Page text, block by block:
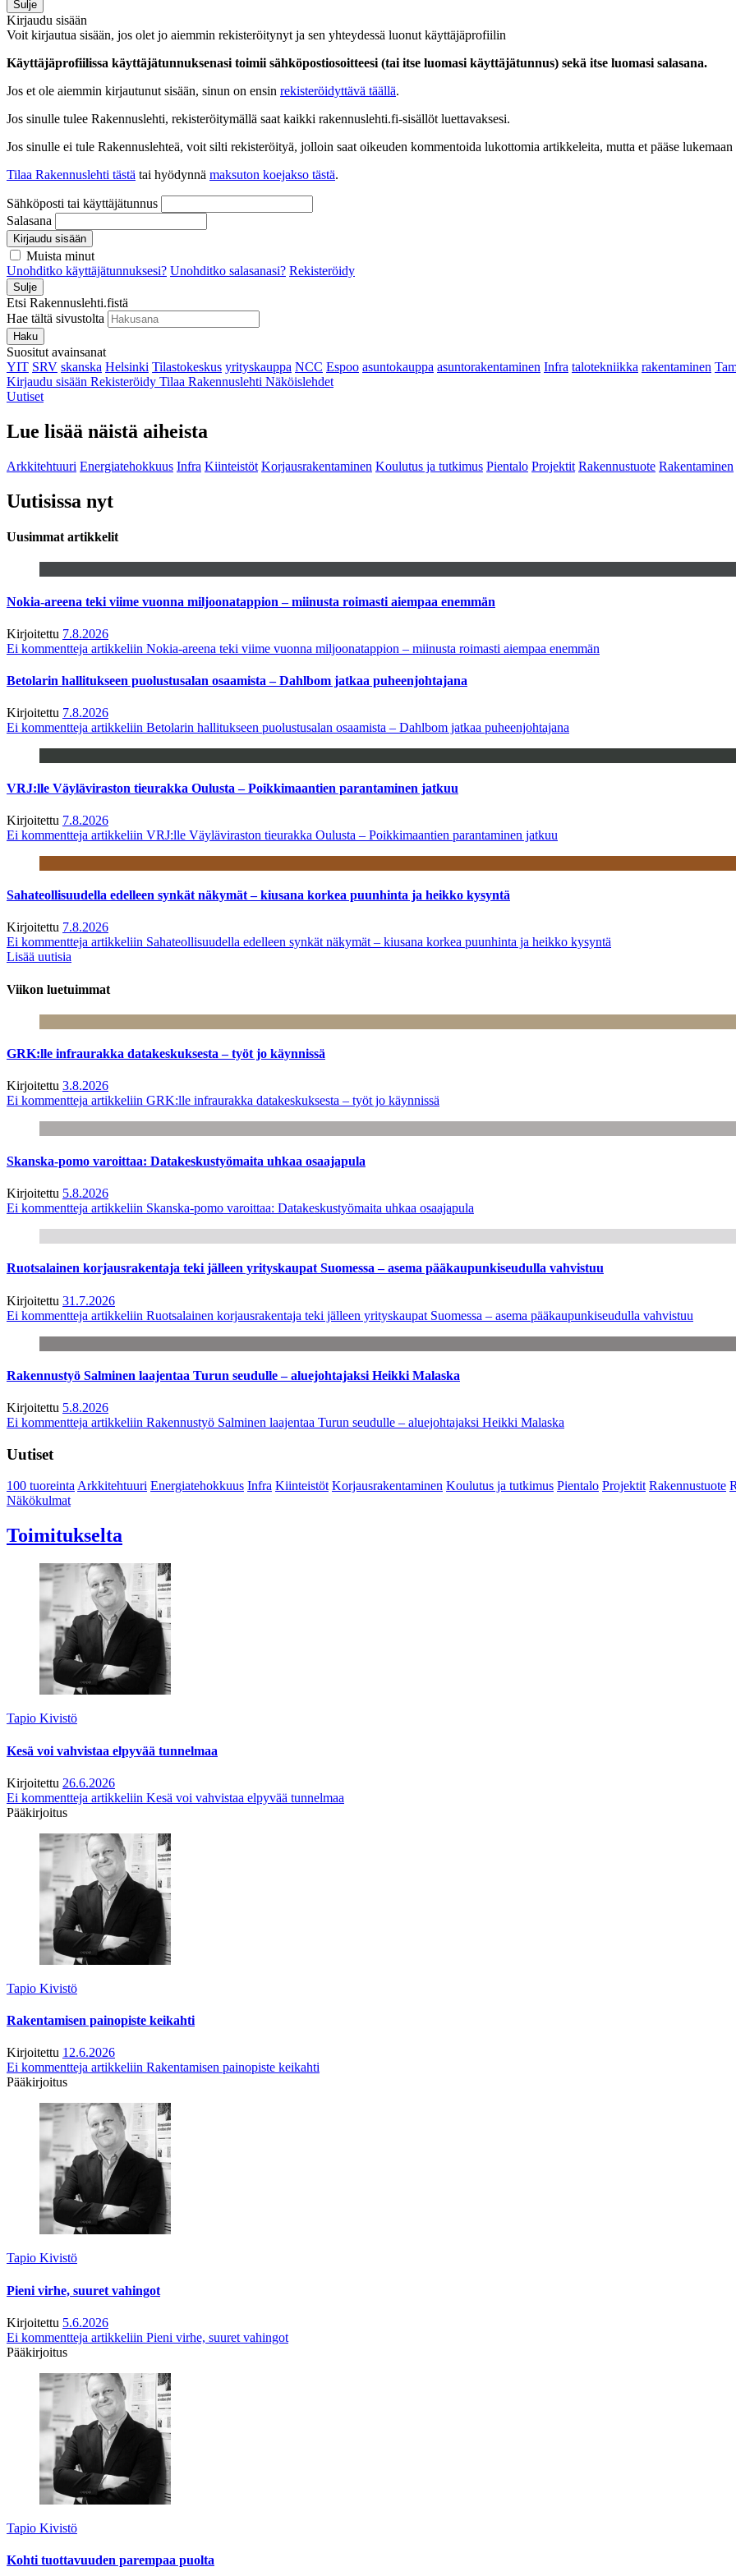
Sulje
Kirjaudu sisään
Voit kirjautua sisään, jos olet jo aiemmin rekisteröitynyt ja sen yhteydessä luonut käyttäjäprofiilin
Käyttäjäprofiilissa käyttäjätunnuksenasi toimii sähköpostiosoitteesi (tai itse luomasi käyttäjätunnus) sekä itse luomasi salasana.
Jos et ole aiemmin kirjautunut sisään, sinun on ensin rekisteröidyttävä täällä.
Jos sinulle tulee Rakennuslehti, rekisteröitymällä saat kaikki rakennuslehti.fi-sisällöt luettavaksesi.
Jos sinulle ei tule Rakennuslehteä, voit silti rekisteröityä, jolloin saat oikeuden kommentoida lukottomia artikkeleita, mutta et pääse
Tilaa Rakennuslehti tästä tai hyödynnä maksuton koejakso tästä.
Sähköposti tai käyttäjätunnus
Salasana
Kirjaudu sisään
Muista minut
Unohditko käyttäjätunnuksesi? Unohditko salasanasi? Rekisteröidy
Sulje
Etsi Rakennuslehti.fistä
Hae tältä sivustolta
Haku
Suositut avainsanat
YIT SRV skanska Helsinki Tilastokeskus yrityskauppa NCC Espoo asuntokauppa asuntorakentaminen Infra talotekniikka rakentaminen
Kirjaudu sisään Rekisteröidy Tilaa Rakennuslehti Näköislehdet
Uutiset
Lue lisää näistä aiheista
Arkkitehtuuri Energiatehokkuus Infra Kiinteistöt Korjausrakentaminen Koulutus ja tutkimus Pientalo Projektit Rakennustuote Rakentaminen
Uutisissa nyt
Uusimmat artikkelit
Nokia-areena teki viime vuonna miljoonatappion – miinusta roimasti aiempaa enemmän
Kirjoitettu 7.8.2026
Ei kommentteja artikkeliin Nokia-areena teki viime vuonna miljoonatappion – miinusta roimasti aiempaa enemmän
Betolarin hallitukseen puolustusalan osaamista – Dahlbom jatkaa puheenjohtajana
Kirjoitettu 7.8.2026
Ei kommentteja artikkeliin Betolarin hallitukseen puolustusalan osaamista – Dahlbom jatkaa puheenjohtajana
VRJ:lle Väyläviraston tieurakka Oulusta – Poikkimaantien parantaminen jatkuu
Kirjoitettu 7.8.2026
Ei kommentteja artikkeliin VRJ:lle Väyläviraston tieurakka Oulusta – Poikkimaantien parantaminen jatkuu
Sahateollisuudella edelleen synkät näkymät – kiusana korkea puunhinta ja heikko kysyntä
Kirjoitettu 7.8.2026
Ei kommentteja artikkeliin Sahateollisuudella edelleen synkät näkymät – kiusana korkea puunhinta ja heikko kysyntä
Lisää uutisia
Viikon luetuimmat
GRK:lle infraurakka datakeskuksesta – työt jo käynnissä
Kirjoitettu 3.8.2026
Ei kommentteja artikkeliin GRK:lle infraurakka datakeskuksesta – työt jo käynnissä
Skanska-pomo varoittaa: Datakeskustyömaita uhkaa osaajapula
Kirjoitettu 5.8.2026
Ei kommentteja artikkeliin Skanska-pomo varoittaa: Datakeskustyömaita uhkaa osaajapula
Ruotsalainen korjausrakentaja teki jälleen yrityskaupat Suomessa – asema pääkaupunkiseudulla vahvistuu
Kirjoitettu 31.7.2026
Ei kommentteja artikkeliin Ruotsalainen korjausrakentaja teki jälleen yrityskaupat Suomessa – asema pääkaupunkiseudulla vahvistuu
Rakennustyö Salminen laajentaa Turun seudulle – aluejohtajaksi Heikki Malaska
Kirjoitettu 5.8.2026
Ei kommentteja artikkeliin Rakennustyö Salminen laajentaa Turun seudulle – aluejohtajaksi Heikki Malaska
Uutiset
100 tuoreintaArkkitehtuuri Energiatehokkuus Infra Kiinteistöt Korjausrakentaminen Koulutus ja tutkimus Pientalo Projektit Rakennustuote
Näkökulmat
Toimitukselta
Tapio Kivistö
Kesä voi vahvistaa elpyvää tunnelmaa
Kirjoitettu 26.6.2026
Ei kommentteja artikkeliin Kesä voi vahvistaa elpyvää tunnelmaa
Pääkirjoitus
Tapio Kivistö
Rakentamisen painopiste keikahti
Kirjoitettu 12.6.2026
Ei kommentteja artikkeliin Rakentamisen painopiste keikahti
Pääkirjoitus
Tapio Kivistö
Pieni virhe, suuret vahingot
Kirjoitettu 5.6.2026
Ei kommentteja artikkeliin Pieni virhe, suuret vahingot
Pääkirjoitus
Tapio Kivistö
Kohti tuottavuuden parempaa puolta